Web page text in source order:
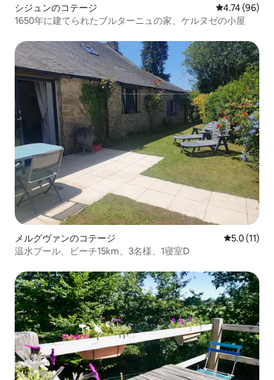
シジュンのコテージ レビュー96
4.74 (96)
1650年に建てられたブルターニュの家、ケルヌゼの小屋
メルグヴァンのコテージ レビュー11
5.0 (11)
温水プール、ビーチ15km、3名様、1寝室D